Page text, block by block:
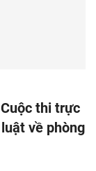
thi trực
về phòng